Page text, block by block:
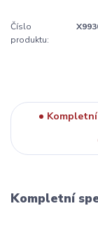
Číslo
produktu:
Kompletní